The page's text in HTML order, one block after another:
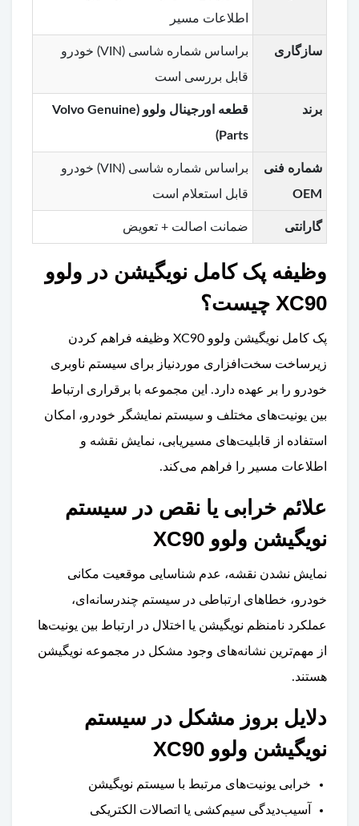
اطلاعات مسیر
سازگاری
براساس شماره شاسی (VIN) خودرو
قابل بررسی است
برند
قطعه اورجینال ولوو (Volvo Genuine
Parts)
شماره فنی
OEM
براساس شماره شاسی (VIN) خودرو
قابل استعلام است
گارانتی ضمانت اصالت + تعویض
وظیفه پک کامل نویگیشن در ولوو
XC90 چیست؟
پک کامل نویگیشن ولوو XC90 وظیفه فراهم کردن
زیرساخت سخت‌افزاری موردنیاز برای سیستم ناوبری
خودرو را بر عهده دارد. این مجموعه با برقراری ارتباط
بین یونیت‌های مختلف و سیستم نمایشگر خودرو، امکان
استفاده از قابلیت‌های مسیریابی، نمایش نقشه و
اطلاعات مسیر را فراهم می‌کند.
علائم خرابی یا نقص در سیستم
نویگیشن ولوو XC90
نمایش نشدن نقشه، عدم شناسایی موقعیت مکانی
خودرو، خطاهای ارتباطی در سیستم چندرسانه‌ای،
عملکرد نامنظم نویگیشن یا اختلال در ارتباط بین یونیت‌ها
از مهم‌ترین نشانه‌های وجود مشکل در مجموعه نویگیشن
هستند.
دلایل بروز مشکل در سیستم
نویگیشن ولوو XC90
خرابی یونیت‌های مرتبط با سیستم نویگیشن
آسیب‌دیدگی سیم‌کشی یا اتصالات الکتریکی